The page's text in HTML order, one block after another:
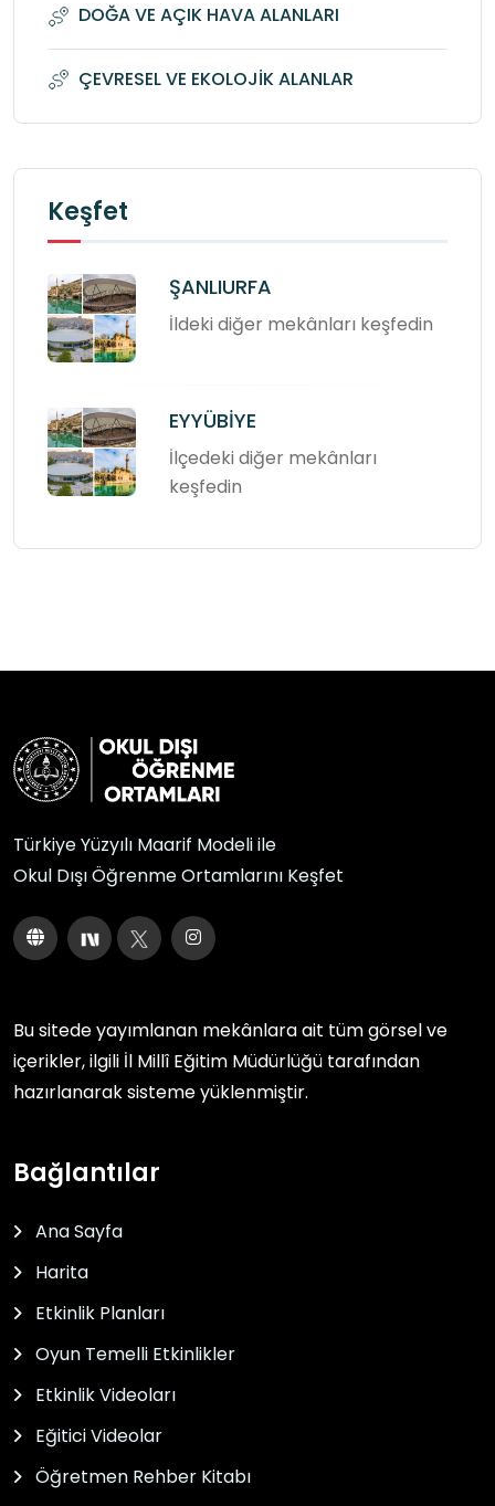
DOĞA VE AÇIK HAVA ALANLARI
ÇEVRESEL VE EKOLOJİK ALANLAR
Keşfet
ŞANLIURFA
İldeki diğer mekânları keşfedin
EYYÜBİYE
İlçedeki diğer mekânları
keşfedin
Türkiye Yüzyılı Maarif Modeli ile
Okul Dışı Öğrenme Ortamlarını Keşfet
Bu sitede yayımlanan mekânlara ait tüm görsel ve
içerikler, ilgili İl Millî Eğitim Müdürlüğü tarafından
hazırlanarak sisteme yüklenmiştir.
Bağlantılar
Ana Sayfa
Harita
Etkinlik Planları
Oyun Temelli Etkinlikler
Etkinlik Videoları
Eğitici Videolar
Öğretmen Rehber Kitabı